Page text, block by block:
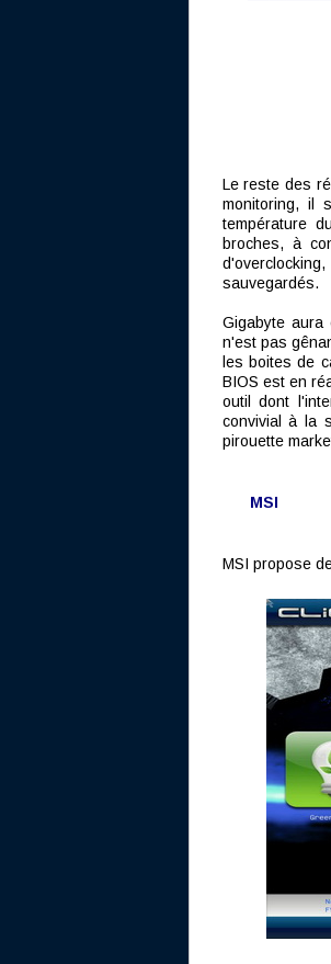
Le reste des
monitoring, il
température
broches, à
sauvegardés.
Gigabyte aura
n'est pas
les boites de
BIOS est en
outil dont
convivial à la
pirouette
MSI
MSI propose